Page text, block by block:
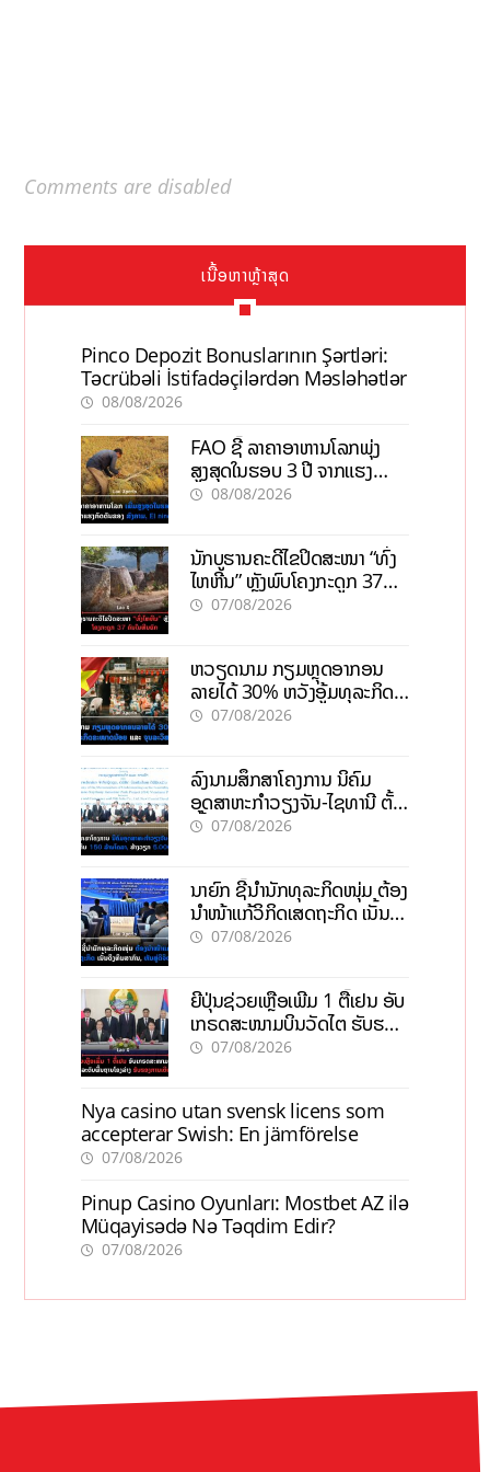
Comments are disabled
ເນື້ອຫາຫຼ້າສຸດ
Pinco Depozit Bonuslarının Şərtləri:
Təcrübəli İstifadəçilərdən Məsləhətlər
08/08/2026
FAO ຊີ້ ລາຄາອາຫານໂລກພຸ່ງ
ສູງສຸດໃນຮອບ 3 ປີ ຈາກແຮງ
ກົດດັນຂອງສົງຄາມ, El nino
08/08/2026
ນັກບູຮານຄະດີໄຂປິດສະໜາ “ທົ່ງ
ໄຫຫີນ” ຫຼັງພົບໂຄງກະດູກ 37
ຄົນໃນຫີນຍັກ
07/08/2026
ຫວຽດນາມ ກຽມຫຼຸດອາກອນ
ລາຍໄດ້ 30% ຫວັງອູ້ມທຸລະກິດ
ຂະໜາດນ້ອຍ ແລະ ຈຸນລະ
07/08/2026
ລົງນາມສຶກສາໂຄງການ ນິຄົມ
ອຸດສາຫະກຳວຽງຈັນ-ໄຊທານີ ຕັ້ງ
ເປົ້າດຶງທຶນ 150 ລ້ານໂດລາ, ສ້າງ
07/08/2026
ນາຍົກ ຊີ້ນຳນັກທຸລະກິດໜຸ່ມ ຕ້ອງ
ນຳໜ້າແກ້ວິກິດເສດຖະກິດ ເນັ້ນດຶງ
ທຶນສາກົນ, ຫັນສູ່ດິຈິຕອນ
07/08/2026
ຍີ່ປຸ່ນຊ່ວຍເຫຼືອເພີ່ມ 1 ຕື້ເຢນ ອັບ
ເກຣດສະໜາມບິນວັດໄຕ ຮັບຮອງ
ການເຕີບໂຕ
07/08/2026
Nya casino utan svensk licens som
accepterar Swish: En jämförelse
07/08/2026
Pinup Casino Oyunları: Mostbet AZ ilə
Müqayisədə Nə Təqdim Edir?
07/08/2026